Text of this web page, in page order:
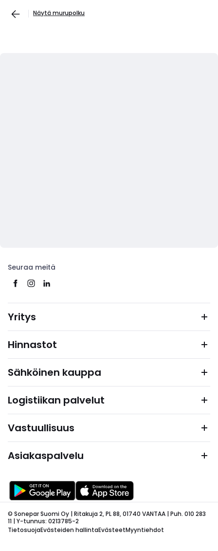
Näytä murupolku
Seuraa meitä
Yritys
Hinnastot
Sähköinen kauppa
Logistiikan palvelut
Vastuullisuus
Asiakaspalvelu
© Sonepar Suomi Oy | Ritakuja 2, PL 88, 01740 VANTAA | Puh. 010 283
11 | Y-tunnus: 0213785-2
TietosuojaEvästeiden hallintaEvästeetMyyntiehdot